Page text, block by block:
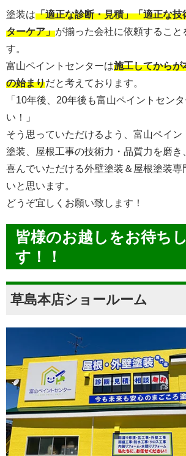
塗装は「適正な診断・見積」「適正な技
ターケア」が揃った会社に依頼すること
す。
富山ペイントセンターは施工してからが
の始まりだと考えております。
「10年後、20年後も富山ペイントセン
い！」
そう思っていただけるよう、富山ペイン
塗装、屋根工事の技術力・品質力を磨き
喜んでいただける外壁塗装＆屋根塗装専
いと思います。
どうぞ宜しくお願い致します！
皆様のお越しをお待ち
す！！
草島本店ショールーム